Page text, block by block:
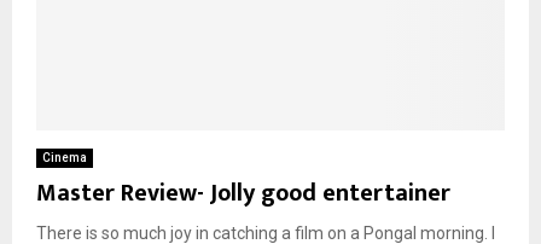
Cinema
Master Review- Jolly good entertainer
There is so much joy in catching a film on a Pongal morning. I